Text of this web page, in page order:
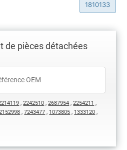
1810133
de pièces détachées
,2242510 ,2687954 ,2254211 ,
,7243477 , 1073805 , 1333120 ,